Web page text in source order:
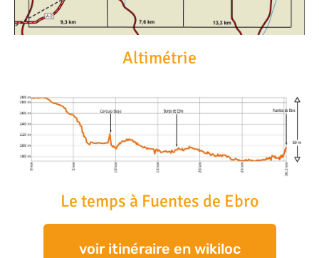
Altimétrie
Le temps à Fuentes de Ebro
voir itinéraire en wikiloc